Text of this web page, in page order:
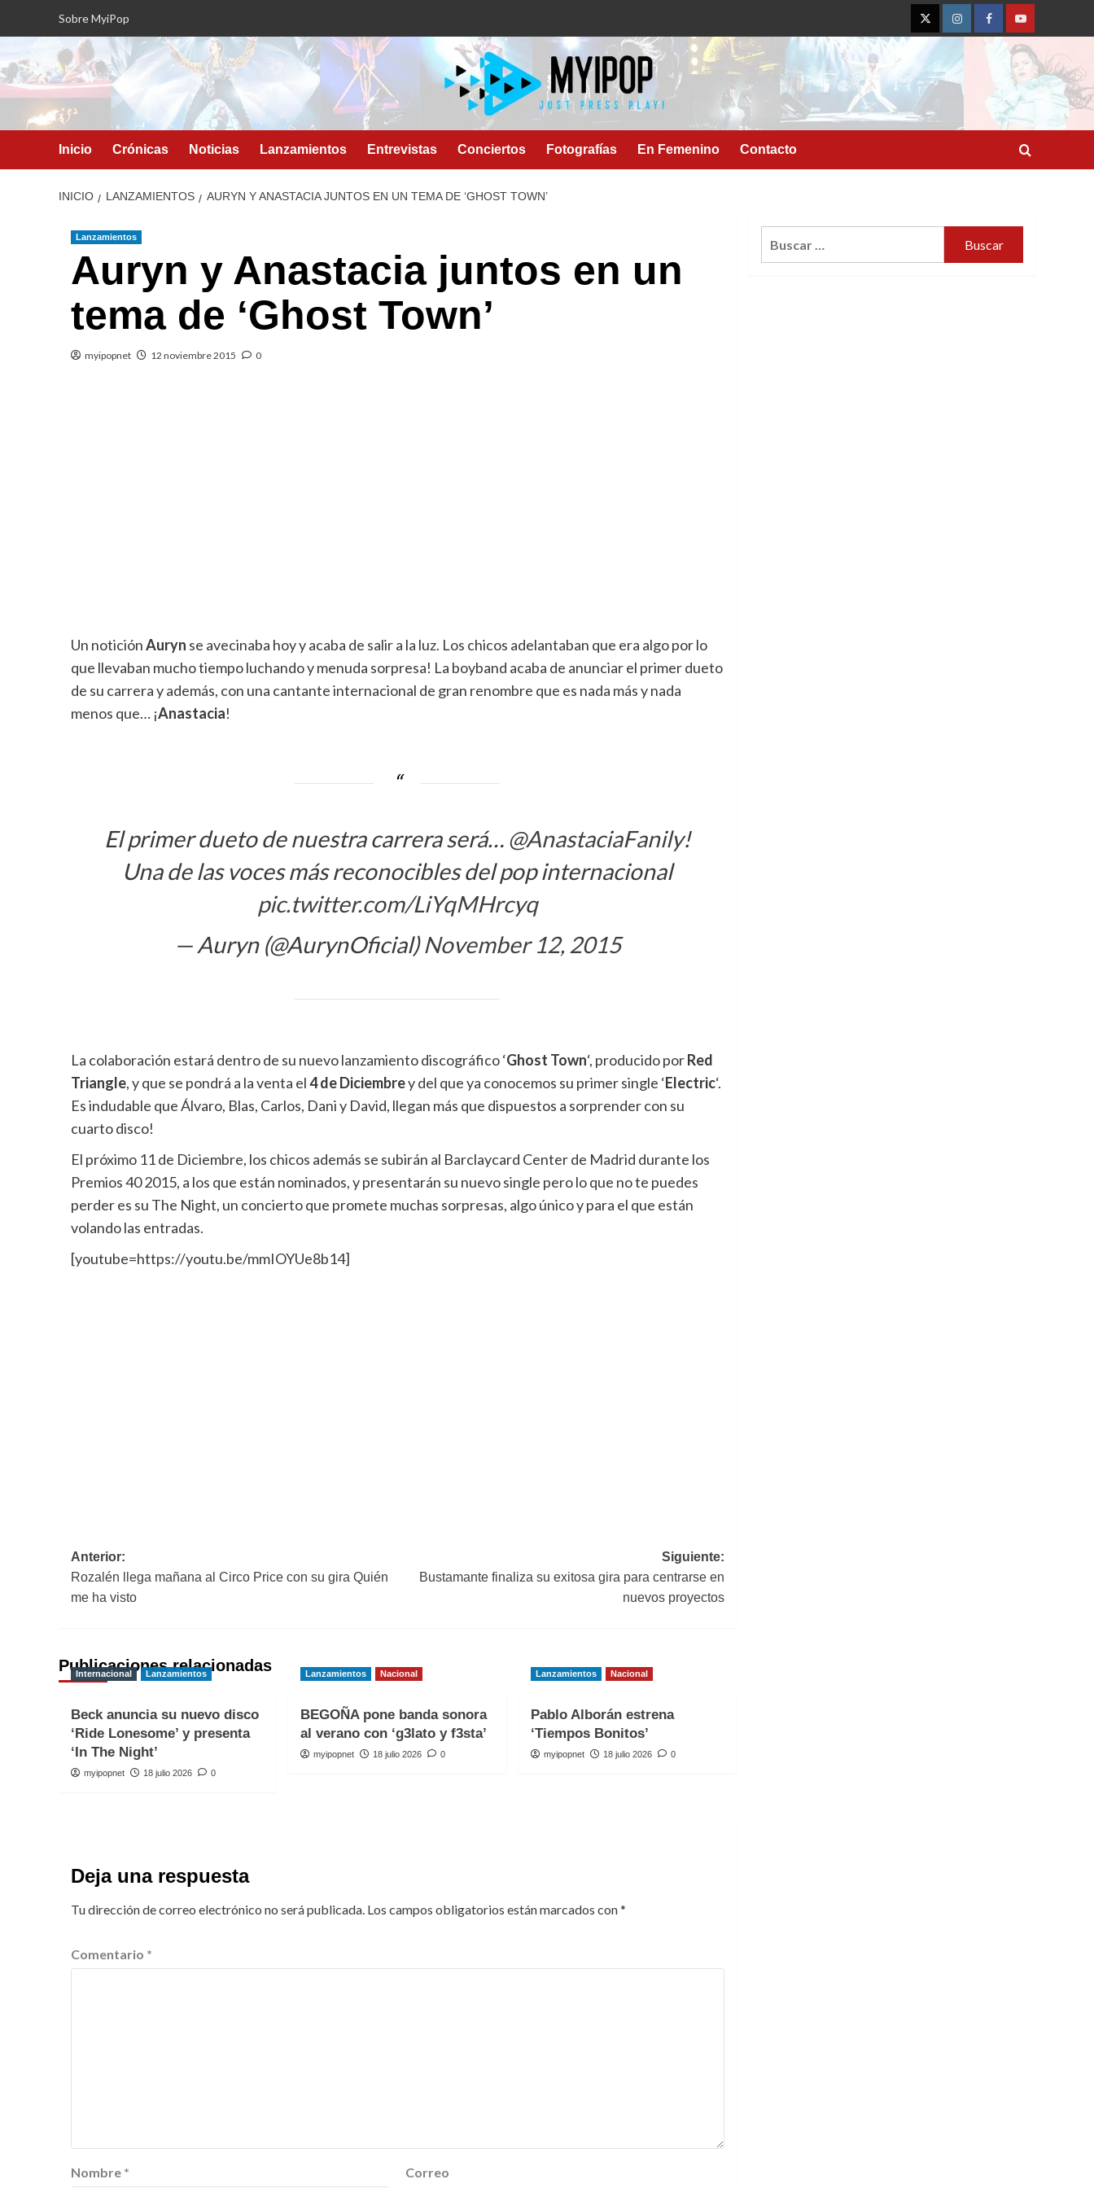
Sobre MyiPop
TwitterInstagramFacebookYouTube
Inicio Crónicas Noticias Lanzamientos Entrevistas Conciertos Fotografías En Femenino Contacto
INICIO LANZAMIENTOS AURYN Y ANASTACIA JUNTOS EN UN TEMA DE ‘GHOST TOWN’
Lanzamientos
Auryn y Anastacia juntos en un
tema de ‘Ghost Town’
myipopnet 12 noviembre 2015 0
Un noticiónAuryn se avecinaba hoy y acaba de salir a la luz. Los chicos adelantaban que era algo por lo
que llevaban mucho tiempo luchando y menuda sorpresa! La boyband acaba de anunciar el primer dueto
de su carrera y además, con una cantante internacional de gran renombre que es nada más y nada
menos que… ¡Anastacia!
El primer dueto de nuestra carrera será… @AnastaciaFanily!
Una de las voces más reconocibles del pop internacional
pic.twitter.com/LiYqMHrcyq
— Auryn (@AurynOficial)November 12, 2015
La colaboración estará dentro de su nuevo lanzamiento discográfico ‘Ghost Town‘, producido porRed
Triangle, y que se pondrá a la venta el4 de Diciembrey del que ya conocemos su primer single ‘Electric‘.
Es indudable que Álvaro, Blas, Carlos, Dani y David, llegan más que dispuestos a sorprender con su
cuarto disco!
El próximo 11 de Diciembre, los chicos además se subirán al Barclaycard Center de Madrid durante los
Premios 40 2015, a los que están nominados, y presentarán su nuevo single pero lo que no te puedes
perder es su The Night, un concierto que promete muchas sorpresas, algo único y para el que están
volando las entradas.
[youtube=https://youtu.be/mmIOYUe8b14]
Navegación
de
Anterior:
Rozalén llega mañana al Circo Price con su gira Quién
me ha visto
Siguiente:
Bustamante finaliza su exitosa gira para centrarse en
nuevos proyectos
Publicaciones relacionadas
Internacional Lanzamientos
Beck anuncia su nuevo disco
‘Ride Lonesome’ y presenta
‘In The Night’
myipopnet 18 julio 2026 0
Lanzamientos Nacional
BEGOÑA pone banda sonora
al verano con ‘g3lato y f3sta’
myipopnet 18 julio 2026 0
Lanzamientos Nacional
Pablo Alborán estrena
‘Tiempos Bonitos’
myipopnet 18 julio 2026 0
Deja una respuesta
Tu dirección de correo electrónico no será publicada. Los campos obligatorios están marcados con*
Comentario *
Nombre *
Correo